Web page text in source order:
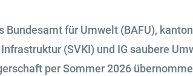
Bundesamt für Umwelt (BAFU),
(SVKI) und IG saubere
per Sommer 2026